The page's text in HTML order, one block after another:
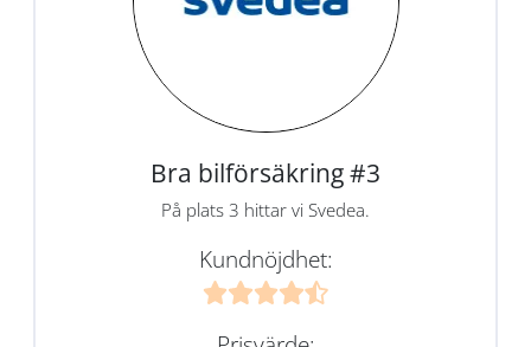
Bra bilförsäkring #3
På plats 3 hittar vi Svedea.
Kundnöjdhet: